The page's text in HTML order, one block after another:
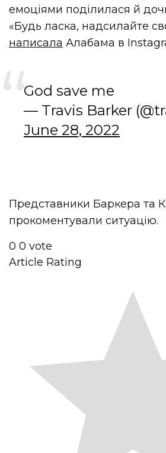
емоціями поділилася й
«Будь ласка, надсилайте
написала Алабама в
God save me
— Travis Barker
June 28, 2022
Представники Баркера та
прокоментували ситуацію.
0 0 vote
Article Rating